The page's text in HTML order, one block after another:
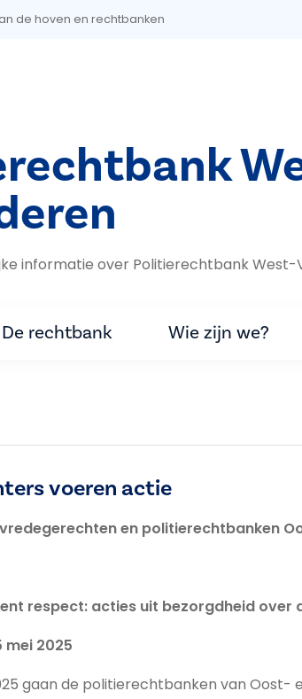
de hoven en rechtbanken
informatie over Politierechtbank West-
De rechtbank Wie zijn we?
voeren actie
en politierechtbanken
respect: acties uit bezorgdheid over
2025
gaan de politierechtbanken van